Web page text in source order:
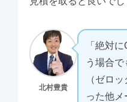
北村豊貴
「絶対
う場合
（ゼロ
った他メ